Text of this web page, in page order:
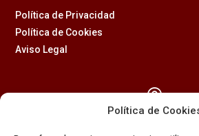
Política de
Política de Privacidad
Política de Cookies
Aviso Legal
